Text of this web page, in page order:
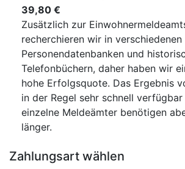
39,80 €
Zusätzlich zur
recherchieren wir in verschiedenen
Personendatenbanken und
Telefonbüchern, daher haben wir
hohe Erfolgsquote. Das Ergebnis
in der Regel sehr schnell verfügbar
einzelne Meldeämter benötigen
länger.
Zahlungsart wählen